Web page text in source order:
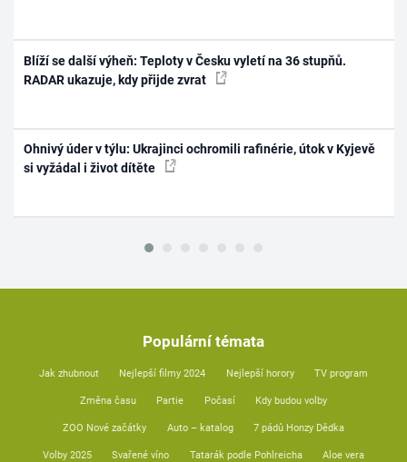
Blíží se další výheň: Teploty v Česku vyletí na 36 stupňů.
RADAR ukazuje, kdy přijde zvrat
Ohnivý úder v týlu: Ukrajinci ochromili rafinérie, útok v Kyjevě
si vyžádal i život dítěte
Populární témata
Jak zhubnout Nejlepší filmy 2024 Nejlepší horory TV program
Změna času Partie Počasí Kdy budou volby
ZOO Nové začátky Auto – katalog 7 pádů Honzy Dědka
Volby 2025 Svařené víno Tatarák podle Pohlreicha Aloe vera